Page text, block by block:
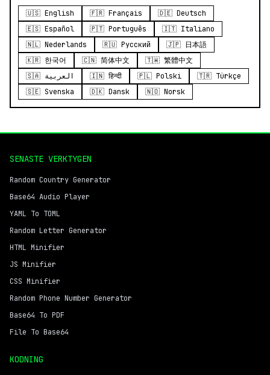
🇺🇸 English 🇫🇷 Français
🇩🇪 Deutsch
🇪🇸 Español
🇵🇹 Português
🇮🇹 Italiano
🇳🇱 Nederlands
🇷🇺 Русский
🇯🇵 日本語
🇰🇷 한국어
🇨🇳 简体中文
🇹🇼 繁體中文
🇸🇦 العربية
🇮🇳 हिन्दी 🇵🇱 Polski
🇹🇷 Türkçe
🇸🇪 Svenska
🇩🇰 Dansk 🇳🇴 Norsk
SENASTE VERKTYGEN
Random Country Generator
Base64 Audio Player
YAML To TOML
Random Letter Generator
HTML Minifier
JS Minifier
CSS Minifier
Random Phone Number Generator
Base64 To PDF
File To Base64
KODNING